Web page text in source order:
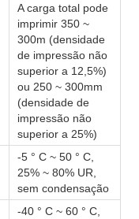
A carga total pode
imprimir 350 ~
300m (densidade
de impressão não
superior a 12,5%)
ou 250 ~ 300mm
(densidade de
impressão não
superior a 25%)
-5 ° C ~ 50 ° C,
25% ~ 80% UR,
sem condensação
-40 ° C ~ 60 ° C,